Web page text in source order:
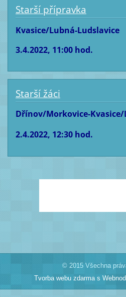
Starší přípravka
Kvasice/Lubná-Ludslavice
3.4.2022, 11:00 hod.
Starší žáci
Dřínov/Morkovice-
2.4.2022, 12:30 hod.
© 2015 Všechna
Tvorba webu zdarma s